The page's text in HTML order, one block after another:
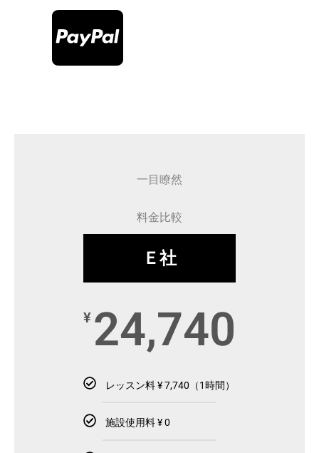
一目瞭然
料金比較
Ｅ社
¥ 24,740
レッスン料 ¥ 7,740（1時間）
施設使用料 ¥ 0